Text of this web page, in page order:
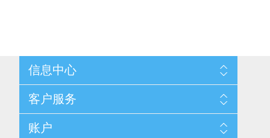
信息中心
配送与退换政策
隐私条款
关于我们
客户服务
新闻账户